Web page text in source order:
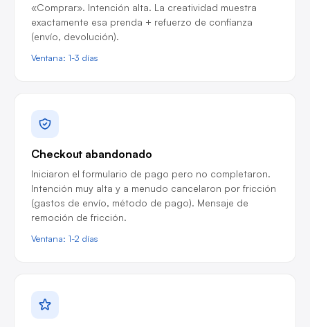
«Comprar». Intención alta. La creatividad muestra
exactamente esa prenda + refuerzo de confianza
(envío, devolución).
Ventana: 1-3 días
Checkout abandonado
Iniciaron el formulario de pago pero no completaron.
Intención muy alta y a menudo cancelaron por fricción
(gastos de envío, método de pago). Mensaje de
remoción de fricción.
Ventana: 1-2 días